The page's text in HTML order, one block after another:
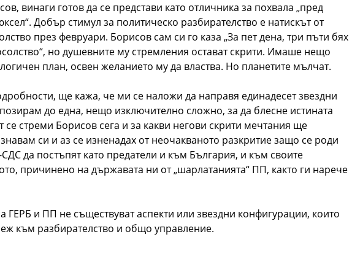
винаги готов да се представи като отличника за похвала „пред
Добър стимул за политическо разбирателство е натискът от
през февруари. Борисов сам си го каза „За пет дена, три пъти бях
но душевните му стремления остават скрити. Имаше нещо
план, освен желанието му да властва. Но планетите мълчат.
ще кажа, че ми се наложи да направя единадесет звездни
до една, нещо изключително сложно, за да блесне истината
стреми Борисов сега и за какви негови скрити мечтания ще
си и аз се изненадах от неочакваното разкритие защо се роди
да постъпят като предатели и към България, и към своите
причинено на държавата ни от „шарлатанията“ ПП, както ги нарече
ГЕРБ и ПП не съществуват аспекти или звездни конфигурации, които
към разбирателство и общо управление.